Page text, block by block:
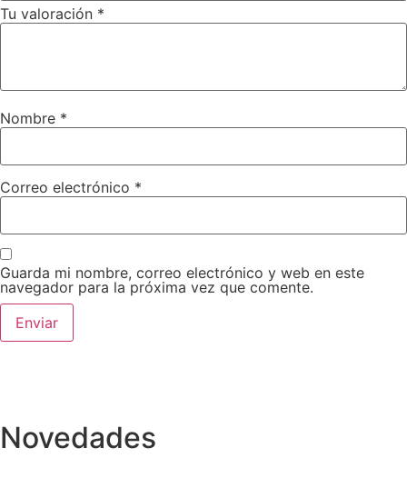
Tu valoración *
Nombre *
Correo electrónico *
Guarda mi nombre, correo electrónico y web en este
navegador para la próxima vez que comente.
Novedades